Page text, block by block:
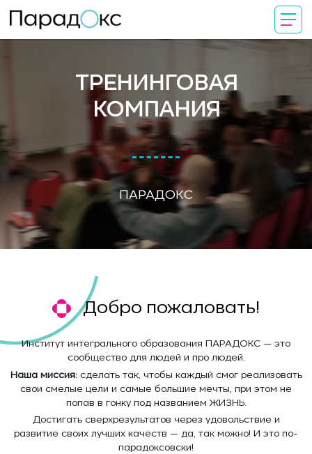
ТРЕНИНГОВАЯ
КОМПАНИЯ
ПАРАДОКС
Добро пожаловать!
Институт интегрального образования ПАРАДОКС — это
сообщество для людей и про людей.
Наша миссия:сделать так, чтобы каждый смог реализовать
свои смелые цели и самые большие мечты, при этом не
попав в гонку под названием ЖИЗНЬ.
Достигать сверхрезультатов через удовольствие и
развитие своих лучших качеств — да, так можно! И это по-
парадоксовски!